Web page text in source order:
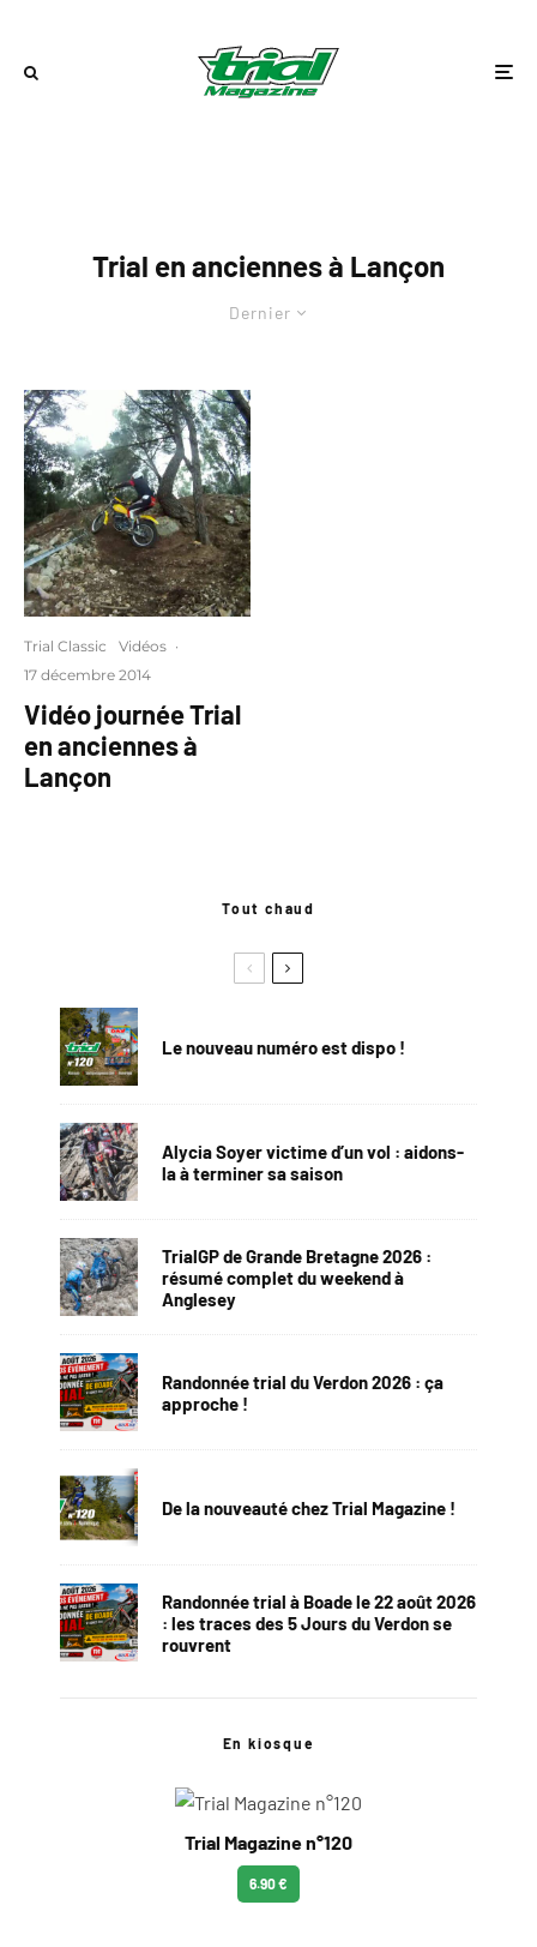
Trial en anciennes à Lançon
Dernier
Trial Classic Vidéos ·
17 décembre 2014
Vidéo journée Trial
en anciennes à
Lançon
Tout chaud
Le nouveau numéro est dispo !
Alycia Soyer victime d’un vol : aidons-
la à terminer sa saison
TrialGP de Grande Bretagne 2026 :
résumé complet du weekend à
Anglesey
Randonnée trial du Verdon 2026 : ça
approche !
De la nouveauté chez Trial Magazine !
Randonnée trial à Boade le 22 août 2026
: les traces des 5 Jours du Verdon se
rouvrent
En kiosque
Trial Magazine n°120
6.90 €